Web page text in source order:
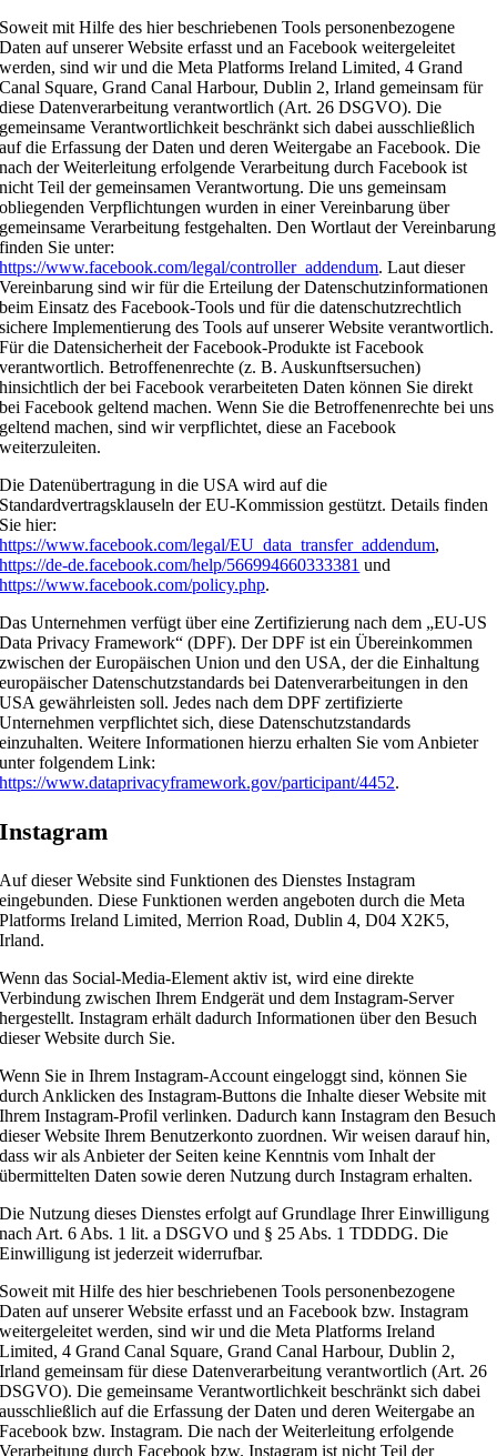
Soweit mit Hilfe des hier beschriebenen Tools personenbezogene
Daten auf unserer Website erfasst und an Facebook weitergeleitet
werden, sind wir und die Meta Platforms Ireland Limited, 4 Grand
Canal Square, Grand Canal Harbour, Dublin 2, Irland gemeinsam für
diese Datenverarbeitung verantwortlich (Art. 26 DSGVO). Die
gemeinsame Verantwortlichkeit beschränkt sich dabei ausschließlich
auf die Erfassung der Daten und deren Weitergabe an Facebook. Die
nach der Weiterleitung erfolgende Verarbeitung durch Facebook ist
nicht Teil der gemeinsamen Verantwortung. Die uns gemeinsam
obliegenden Verpflichtungen wurden in einer Vereinbarung über
gemeinsame Verarbeitung festgehalten. Den Wortlaut der Vereinbarung
finden Sie unter:
https://www.facebook.com/legal/controller_addendum. Laut dieser
Vereinbarung sind wir für die Erteilung der Datenschutzinformationen
beim Einsatz des Facebook-Tools und für die datenschutzrechtlich
sichere Implementierung des Tools auf unserer Website verantwortlich.
Für die Datensicherheit der Facebook-Produkte ist Facebook
verantwortlich. Betroffenenrechte (z. B. Auskunftsersuchen)
hinsichtlich der bei Facebook verarbeiteten Daten können Sie direkt
bei Facebook geltend machen. Wenn Sie die Betroffenenrechte bei uns
geltend machen, sind wir verpflichtet, diese an Facebook
weiterzuleiten.
Die Datenübertragung in die USA wird auf die
Standardvertragsklauseln der EU-Kommission gestützt. Details finden
Sie hier:
https://www.facebook.com/legal/EU_data_transfer_addendum,
https://de-de.facebook.com/help/566994660333381 und
https://www.facebook.com/policy.php.
Das Unternehmen verfügt über eine Zertifizierung nach dem „EU-US
Data Privacy Framework“ (DPF). Der DPF ist ein Übereinkommen
zwischen der Europäischen Union und den USA, der die Einhaltung
europäischer Datenschutzstandards bei Datenverarbeitungen in den
USA gewährleisten soll. Jedes nach dem DPF zertifizierte
Unternehmen verpflichtet sich, diese Datenschutzstandards
einzuhalten. Weitere Informationen hierzu erhalten Sie vom Anbieter
unter folgendem Link:
https://www.dataprivacyframework.gov/participant/4452.
Instagram
Auf dieser Website sind Funktionen des Dienstes Instagram
eingebunden. Diese Funktionen werden angeboten durch die Meta
Platforms Ireland Limited, Merrion Road, Dublin 4, D04 X2K5,
Irland.
Wenn das Social-Media-Element aktiv ist, wird eine direkte
Verbindung zwischen Ihrem Endgerät und dem Instagram-Server
hergestellt. Instagram erhält dadurch Informationen über den Besuch
dieser Website durch Sie.
Wenn Sie in Ihrem Instagram-Account eingeloggt sind, können Sie
durch Anklicken des Instagram-Buttons die Inhalte dieser Website mit
Ihrem Instagram-Profil verlinken. Dadurch kann Instagram den Besuch
dieser Website Ihrem Benutzerkonto zuordnen. Wir weisen darauf hin,
dass wir als Anbieter der Seiten keine Kenntnis vom Inhalt der
übermittelten Daten sowie deren Nutzung durch Instagram erhalten.
Die Nutzung dieses Dienstes erfolgt auf Grundlage Ihrer Einwilligung
nach Art. 6 Abs. 1 lit. a DSGVO und § 25 Abs. 1 TDDDG. Die
Einwilligung ist jederzeit widerrufbar.
Soweit mit Hilfe des hier beschriebenen Tools personenbezogene
Daten auf unserer Website erfasst und an Facebook bzw. Instagram
weitergeleitet werden, sind wir und die Meta Platforms Ireland
Limited, 4 Grand Canal Square, Grand Canal Harbour, Dublin 2,
Irland gemeinsam für diese Datenverarbeitung verantwortlich (Art. 26
DSGVO). Die gemeinsame Verantwortlichkeit beschränkt sich dabei
ausschließlich auf die Erfassung der Daten und deren Weitergabe an
Facebook bzw. Instagram. Die nach der Weiterleitung erfolgende
Verarbeitung durch Facebook bzw. Instagram ist nicht Teil der